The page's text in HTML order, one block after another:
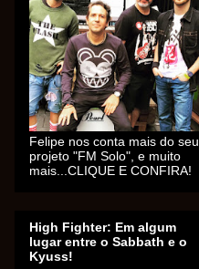
Felipe nos conta mais do seu
projeto "FM Solo", e muito
mais...CLIQUE E CONFIRA!
High Fighter: Em algum
lugar entre o Sabbath e o
Kyuss!